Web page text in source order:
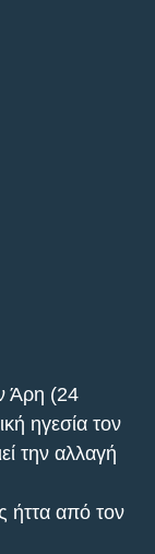
Άρη (24
ηγεσία τον
την αλλαγή
ήττα από τον